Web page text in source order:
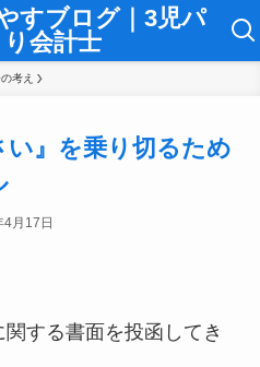
すブログ｜3児パ
会計士
考え
い』を乗り切るため
月17日
する書面を投函してき